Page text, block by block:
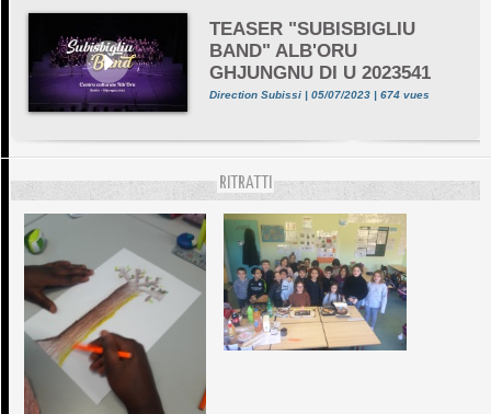
TEASER "SUBISBIGLIU
BAND" ALB'ORU
GHJUNGNU DI U 2023541
Direction Subissi | 05/07/2023 | 674 vues
RITRATTI